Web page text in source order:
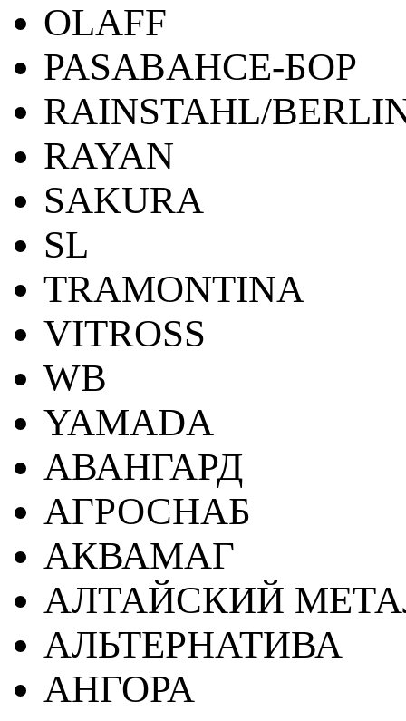
OLAFF
PASABAHCE-БОР
RAINSTAHL/
RAYAN
SAKURA
SL
TRAMONTINA
VITROSS
WB
YAMADA
АВАНГАРД
АГРОСНАБ
АКВАМАГ
АЛТАЙСКИЙ
АЛЬТЕРНАТИВА
АНГОРА